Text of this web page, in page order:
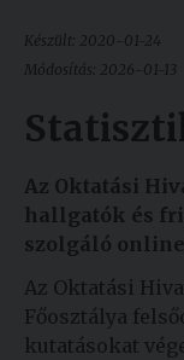
Készült: 2020-01-24
Módosítás: 2026-01-13
Az Oktatási
hallgatók és
szolgáló
Az Oktatási
Főosztálya
kutatásokat